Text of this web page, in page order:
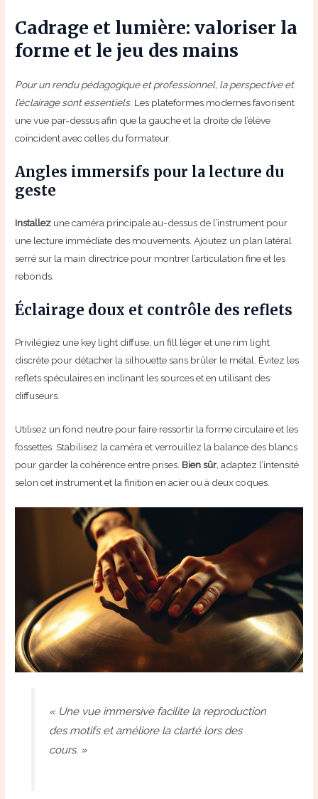
Cadrage et lumière: valoriser la
forme et le jeu des mains
Pour un rendu pédagogique et professionnel, la perspective et
l’éclairage sont essentiels. Les plateformes modernes favorisent
une vue par-dessus afin que la gauche et la droite de l’élève
coïncident avec celles du formateur.
Angles immersifs pour la lecture du
geste
Installez une caméra principale au-dessus de l’instrument pour
une lecture immédiate des mouvements. Ajoutez un plan latéral
serré sur la main directrice pour montrer l’articulation fine et les
rebonds.
Éclairage doux et contrôle des reflets
Privilégiez une key light diffuse, un fill léger et une rim light
discrète pour détacher la silhouette sans brûler le métal. Évitez les
reflets spéculaires en inclinant les sources et en utilisant des
diffuseurs.
Utilisez un fond neutre pour faire ressortir la forme circulaire et les
fossettes. Stabilisez la caméra et verrouillez la balance des blancs
pour garder la cohérence entre prises. Bien sûr, adaptez l’intensité
selon cet instrument et la finition en acier ou à deux coques.
« Une vue immersive facilite la reproduction
des motifs et améliore la clarté lors des
cours. »